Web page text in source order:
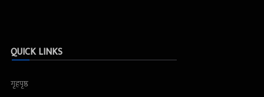
QUICK LINKS
गृहपृष्ठ